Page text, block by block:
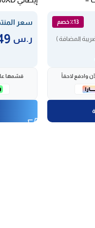
٪13 خصم
المضافة )
وادفع لاحقاً
سعر
ر.س
قسّمها